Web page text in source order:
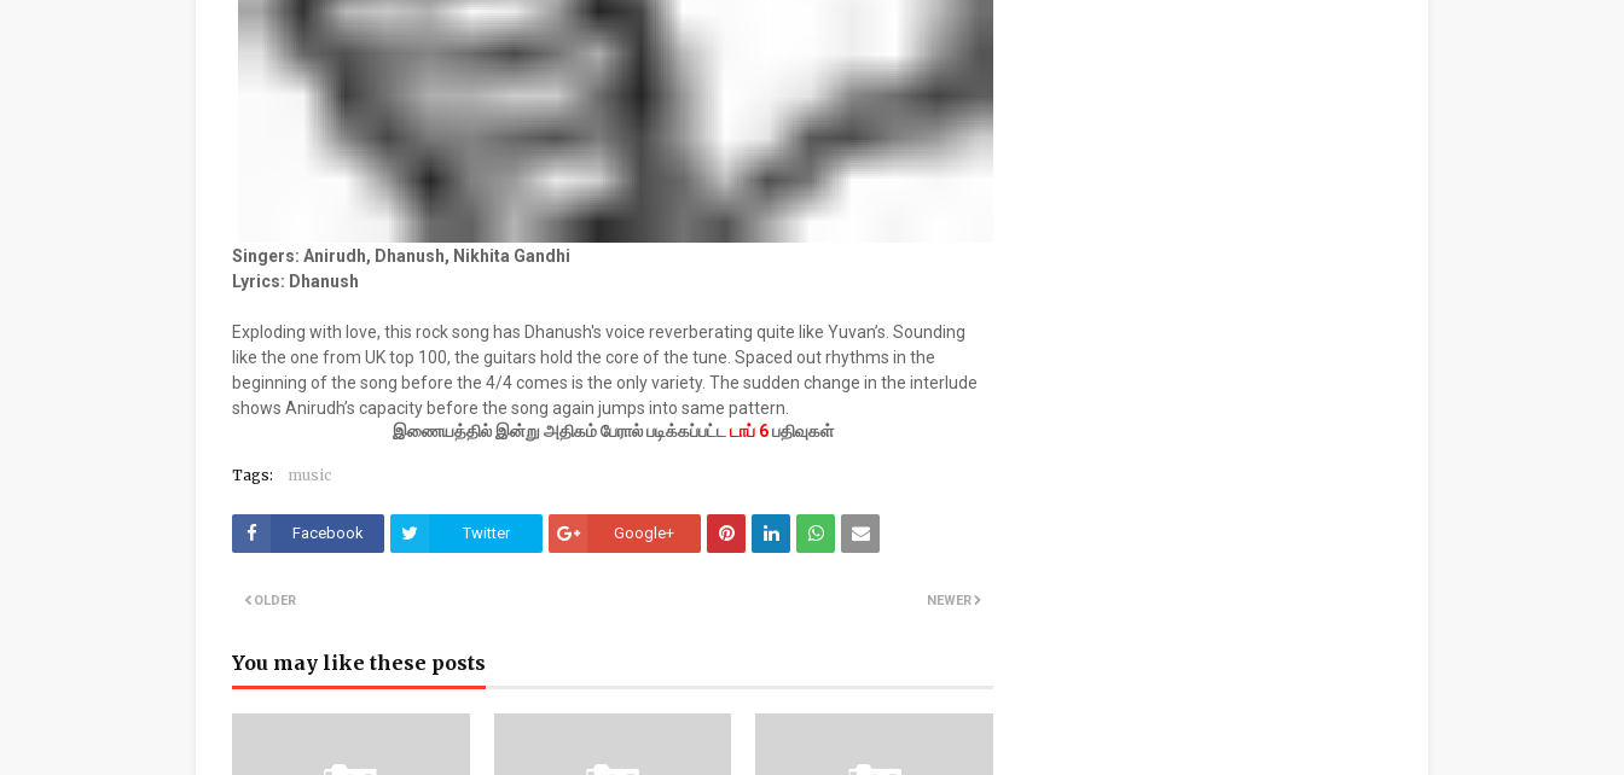
Singers: Anirudh, Dhanush, Nikhita Gandhi
Lyrics: Dhanush
Exploding with love, this rock song has Dhanush's voice reverberating quite like Yuvan’s. Sounding
like the one from UK top 100, the guitars hold the core of the tune. Spaced out rhythms in the
beginning of the song before the 4/4 comes is the only variety. The sudden change in the interlude
shows Anirudh’s capacity before the song again jumps into same pattern.
இணையத்தில் இன்று அதிகம் பேரால் படிக்கப்பட்ட டாப் 6பதிவுகள்
Tags: music
Facebook Twitter Google+
NEWER
OLDER
You may like these posts